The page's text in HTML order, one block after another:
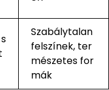
Szabálytalan
felszínek, ter
mészetes for
mák